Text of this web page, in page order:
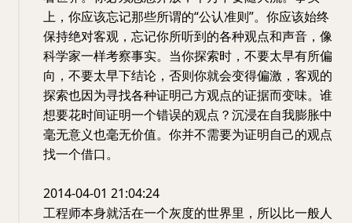
上，你应该忘记那些所谓的“公认准则”。你应该始终
保持绝对客观，忘记你所听到的各种观点和声音，像
科学家一样考察事实。当你探索时，不要太早有所偏
向，不要太早下结论，否则你就会变得偏激，客观的
探索也因为寻找各种证明己方观点的证据而变味。谁
想要花时间证明一个错误的观点？沉浸在自我膨胀中
毫无意义也毫无价值。你并不需要为证明自己的观点
找一个借口。
2014-04-01 21:04:24
工程师本身就活在一个灰度的世界里，所以比一般人